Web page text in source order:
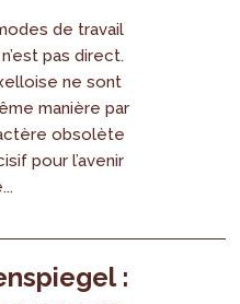
de travail
pas direct.
ne sont
manière par
obsolète
pour l’avenir
: